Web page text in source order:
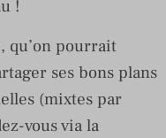
!
qu’on pourrait
ses bons plans
(mixtes par
vous via la